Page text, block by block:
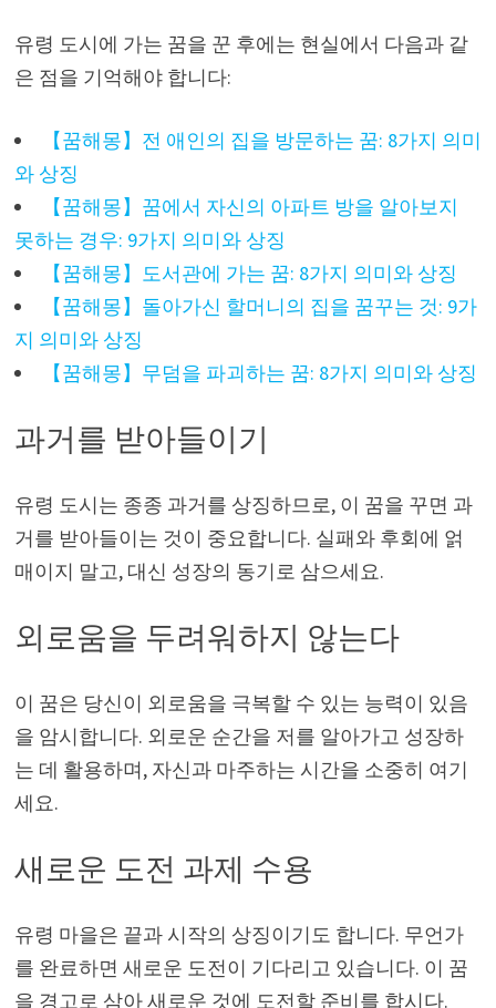
유령 도시에 가는 꿈을 꾼 후에는 현실에서 다음과 같
은 점을 기억해야 합니다:
【꿈해몽】전 애인의 집을 방문하는 꿈: 8가지 의미
와 상징
【꿈해몽】꿈에서 자신의 아파트 방을 알아보지
못하는 경우: 9가지 의미와 상징
【꿈해몽】도서관에 가는 꿈: 8가지 의미와 상징
【꿈해몽】돌아가신 할머니의 집을 꿈꾸는 것: 9가
지 의미와 상징
【꿈해몽】무덤을 파괴하는 꿈: 8가지 의미와 상징
과거를 받아들이기
유령 도시는 종종 과거를 상징하므로, 이 꿈을 꾸면 과
거를 받아들이는 것이 중요합니다. 실패와 후회에 얽
매이지 말고, 대신 성장의 동기로 삼으세요.
외로움을 두려워하지 않는다
이 꿈은 당신이 외로움을 극복할 수 있는 능력이 있음
을 암시합니다. 외로운 순간을 저를 알아가고 성장하
는 데 활용하며, 자신과 마주하는 시간을 소중히 여기
세요.
새로운 도전 과제 수용
유령 마을은 끝과 시작의 상징이기도 합니다. 무언가
를 완료하면 새로운 도전이 기다리고 있습니다. 이 꿈
을 경고로 삼아 새로운 것에 도전할 준비를 합시다.